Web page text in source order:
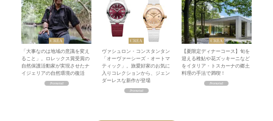
「大事なのは地域の意識を変え
ること」。ロレックス賞受賞の
自然保護活動家が実現させたナ
イジェリアの自然環境の復活
ヴァシュロン・コンスタンタン
「オーヴァーシーズ・オートマ
ティック」。旅愛好家のお気に
入りコレクションから、ジェン
ダーレスな新作が登場
【夏限定ディナーコース】旬を
迎える稚鮎や花ズッキーニなど
をイタリア・トスカーナの郷土
料理の手法で満喫！